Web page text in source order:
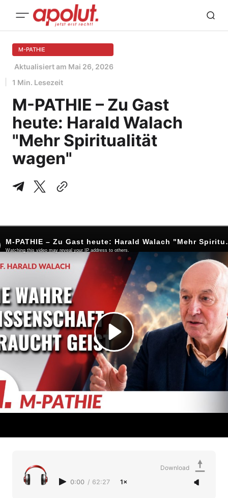
M-PATHIE
Aktualisiert am Mai 26, 2026
1 Min. Lesezeit
M-PATHIE – Zu Gast
heute: Harald Walach
"Mehr Spiritualität
wagen"
0:00 / 62:27 1×
Download